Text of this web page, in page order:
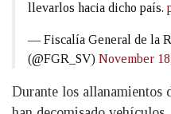
llevarlos hacia dicho país.
— Fiscalía General de la
(@FGR_SV) November
Durante los allanamientos